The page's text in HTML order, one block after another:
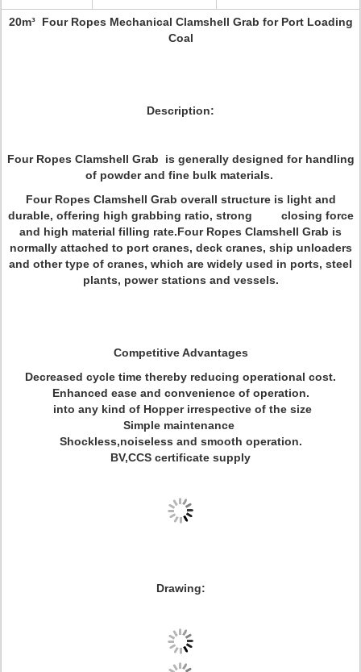
20m³ Four Ropes Mechanical Clamshell Grab for Port Loading
Coal
Description:
Four Ropes Clamshell Grab is generally designed for handling
of powder and fine bulk materials.
Four Ropes Clamshell Grab overall structure is light and
durable, offering high grabbing ratio, strong closing force
and high material filling rate.Four Ropes Clamshell Grab is
normally attached to port cranes, deck cranes, ship unloaders
and other type of cranes, which are widely used in ports, steel
plants, power stations and vessels.
Competitive Advantages
Decreased cycle time thereby reducing operational cost.
Enhanced ease and convenience of operation.
into any kind of Hopper irrespective of the size
Simple maintenance
Shockless,noiseless and smooth operation.
BV,CCS certificate supply
Drawing: